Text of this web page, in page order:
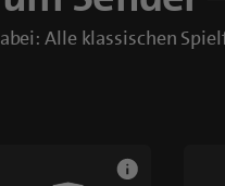
Alle klassischen